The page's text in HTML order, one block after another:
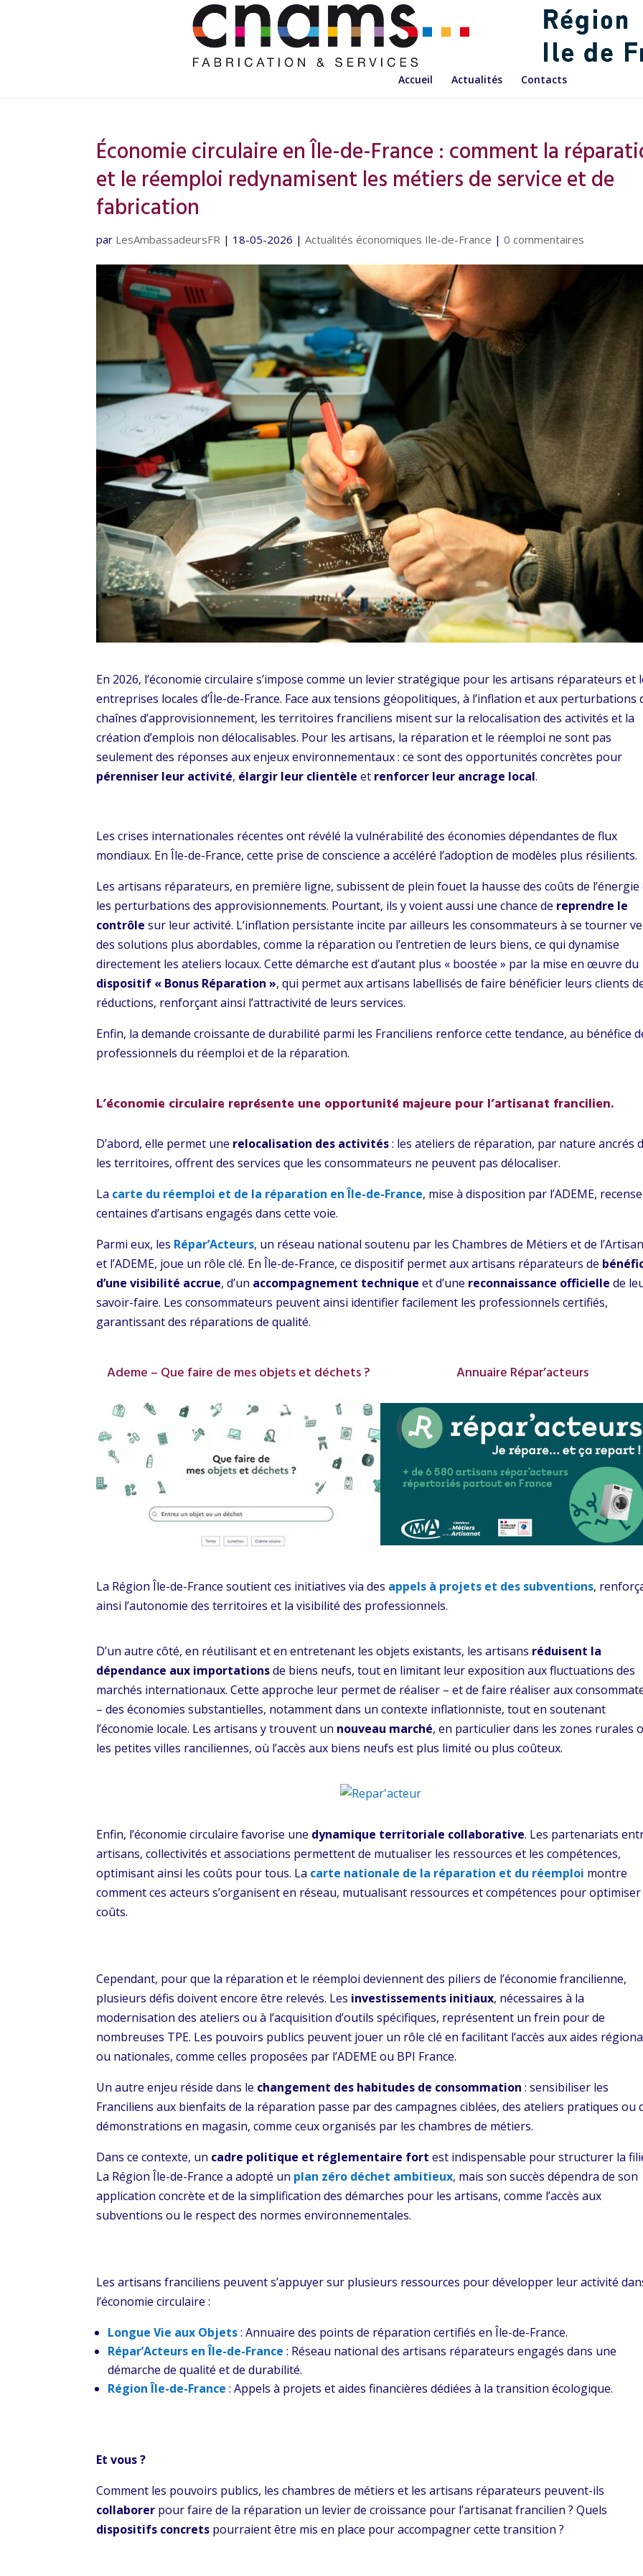
Accueil Actualités Contacts
Économie circulaire en Île-de-France : comment la
et le réemploi redynamisent les métiers de service et de
fabrication
par LesAmbassadeursFR | 18-05-2026 |Actualités économiques Ile-de-France |0 commentaires
En 2026, l’économie circulaire s’impose comme un levier stratégique pour les artisans réparateurs et
entreprises locales d’Île-de-France. Face aux tensions géopolitiques, à l’inflation et aux perturbations
chaînes d’approvisionnement, les territoires franciliens misent sur la relocalisation des activités et la
création d’emplois non délocalisables. Pour les artisans, la réparation et le réemploi ne sont pas
seulement des réponses aux enjeux environnementaux : ce sont des opportunités concrètes pour
pérenniser leur activité, élargir leur clientèle et renforcer leur ancrage local.
Les crises internationales récentes ont révélé la vulnérabilité des économies dépendantes de flux
mondiaux. En Île-de-France, cette prise de conscience a accéléré l’adoption de modèles plus résilients.
Les artisans réparateurs, en première ligne, subissent de plein fouet la hausse des coûts de l’énergie
les perturbations des approvisionnements. Pourtant, ils y voient aussi une chance de reprendre le
contrôle sur leur activité. L’inflation persistante incite par ailleurs les consommateurs à se tourner
des solutions plus abordables, comme la réparation ou l’entretien de leurs biens, ce qui dynamise
directement les ateliers locaux. Cette démarche est d’autant plus « boostée » par la mise en œuvre du
dispositif « Bonus Réparation », qui permet aux artisans labellisés de faire bénéficier leurs clients
réductions, renforçant ainsi l’attractivité de leurs services.
Enfin, la demande croissante de durabilité parmi les Franciliens renforce cette tendance, au bénéfice
professionnels du réemploi et de la réparation.
L’économie circulaire représente une opportunité majeure pour l’artisanat francilien.
D’abord, elle permet une relocalisation des activités: les ateliers de réparation, par nature ancrés
les territoires, offrent des services que les consommateurs ne peuvent pas délocaliser.
La carte du réemploi et de la réparation en Île-de-France, mise à disposition par l’ADEME,
centaines d’artisans engagés dans cette voie.
Parmi eux, les Répar’Acteurs, un réseau national soutenu par les Chambres de Métiers et de
et l’ADEME, joue un rôle clé. En Île-de-France, ce dispositif permet aux artisans réparateurs de
d’une visibilité accrue, d’un accompagnement technique et d’une reconnaissance officielle de
savoir-faire. Les consommateurs peuvent ainsi identifier facilement les professionnels certifiés,
garantissant des réparations de qualité.
Ademe – Que faire de mes objets et déchets ? Annuaire Répar’acteurs
La Région Île-de-France soutient ces initiatives via des appels à projets et des subventions,
ainsi l’autonomie des territoires et la visibilité des professionnels.
D’un autre côté, en réutilisant et en entretenant les objets existants, les artisans réduisent la
dépendance aux importationsde biens neufs, tout en limitant leur exposition aux fluctuations des
marchés internationaux. Cette approche leur permet de réaliser – et de faire réaliser aux
– des économies substantielles, notamment dans un contexte inflationniste, tout en soutenant
l’économie locale. Les artisans y trouvent un nouveau marché, en particulier dans les zones rurales
les petites villes ranciliennes, où l’accès aux biens neufs est plus limité ou plus coûteux.
Enfin, l’économie circulaire favorise une dynamique territoriale collaborative. Les partenariats
artisans, collectivités et associations permettent de mutualiser les ressources et les compétences,
optimisant ainsi les coûts pour tous. La carte nationale de la réparation et du réemploi montre
comment ces acteurs s’organisent en réseau, mutualisant ressources et compétences pour
coûts.
Cependant, pour que la réparation et le réemploi deviennent des piliers de l’économie francilienne,
plusieurs défis doivent encore être relevés. Les investissements initiaux, nécessaires à la
modernisation des ateliers ou à l’acquisition d’outils spécifiques, représentent un frein pour de
nombreuses TPE. Les pouvoirs publics peuvent jouer un rôle clé en facilitant l’accès aux aides
ou nationales, comme celles proposées par l’ADEME ou BPI France.
Un autre enjeu réside dans le changement des habitudes de consommation : sensibiliser les
Franciliens aux bienfaits de la réparation passe par des campagnes ciblées, des ateliers pratiques ou
démonstrations en magasin, comme ceux organisés par les chambres de métiers.
Dans ce contexte, un cadre politique et réglementaire fort est indispensable pour structurer la
La Région Île-de-France a adopté un plan zéro déchet ambitieux, mais son succès dépendra de son
application concrète et de la simplification des démarches pour les artisans, comme l’accès aux
subventions ou le respect des normes environnementales.
Les artisans franciliens peuvent s’appuyer sur plusieurs ressources pour développer leur activité
l’économie circulaire :
Longue Vie aux Objets: Annuaire des points de réparation certifiés en Île-de-France.
Répar’Acteurs en Île-de-France : Réseau national des artisans réparateurs engagés dans une
démarche de qualité et de durabilité.
Région Île-de-France : Appels à projets et aides financières dédiées à la transition écologique.
Et vous ?
Comment les pouvoirs publics, les chambres de métiers et les artisans réparateurs peuvent-ils
collaborer pour faire de la réparation un levier de croissance pour l’artisanat francilien ? Quels
dispositifs concrets pourraient être mis en place pour accompagner cette transition ?